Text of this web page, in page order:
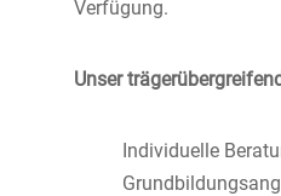
Verfügung.
Unser
Individuelle